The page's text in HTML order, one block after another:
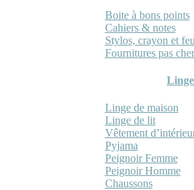
Boite à bons points
Cahiers & notes
Stylos, crayon et
Fournitures pas cher
Linge de maison
Linge de lit
Vêtement
Pyjama
Peignoir Femme
Peignoir Homme
Chaussons